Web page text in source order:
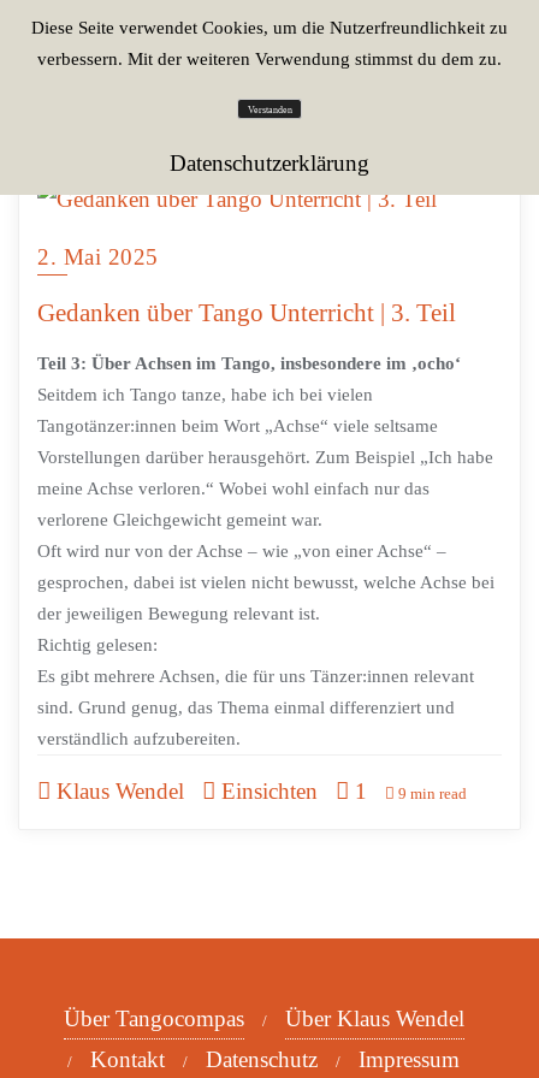
2. Mai 2025
Gedanken über Tango Unterricht | 3. Teil
Teil 3: Über Achsen im Tango, insbesondere im ‚ocho‘
Seitdem ich Tango tanze, habe ich bei vielen
Tangotänzer:innen beim Wort „Achse“ viele seltsame
Vorstellungen darüber herausgehört. Zum Beispiel „Ich habe
meine Achse verloren.“ Wobei wohl einfach nur das
verlorene Gleichgewicht gemeint war.
Oft wird nur von der Achse – wie „von einer Achse“ –
gesprochen, dabei ist vielen nicht bewusst, welche Achse bei
der jeweiligen Bewegung relevant ist.
Richtig gelesen:
Es gibt mehrere Achsen, die für uns Tänzer:innen relevant
sind. Grund genug, das Thema einmal differenziert und
verständlich aufzubereiten.
Klaus Wendel Einsichten 1 9 min read
Über Tangocompas
Über Klaus Wendel
Kontakt
Datenschutz Impressum
Diese Seite verwendet Cookies, um die Nutzerfreundlichkeit zu
verbessern. Mit der weiteren Verwendung stimmst du dem zu.
Verstanden
Datenschutzerklärung